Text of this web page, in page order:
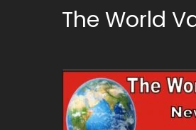
The World